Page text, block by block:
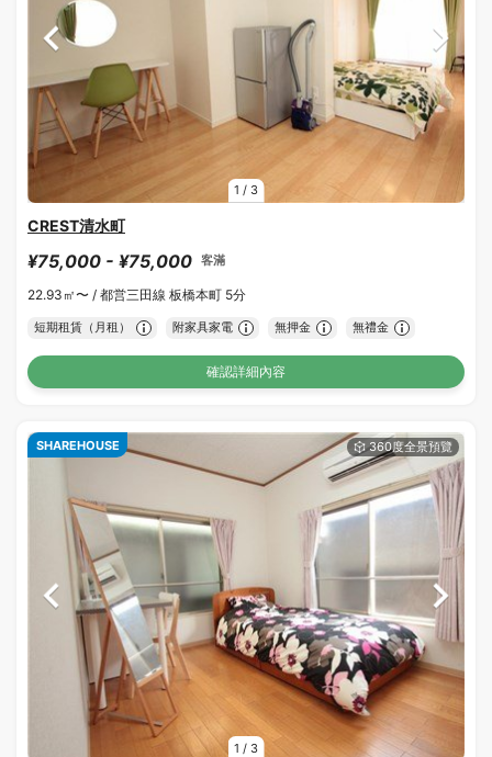
1 / 3
CREST清水町
¥75,000 - ¥75,000 客滿
22.93㎡〜 / 都営三田線 板橋本町 5分
短期租賃（月租） 附家具家電 無押金 無禮金
確認詳細內容
1 / 3
SHAREHOUSE